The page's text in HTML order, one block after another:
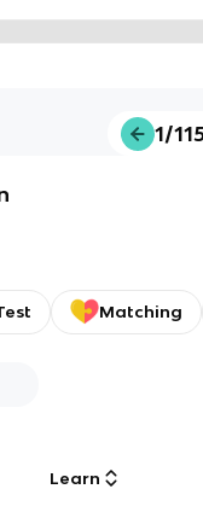
1/
Matching
Learn